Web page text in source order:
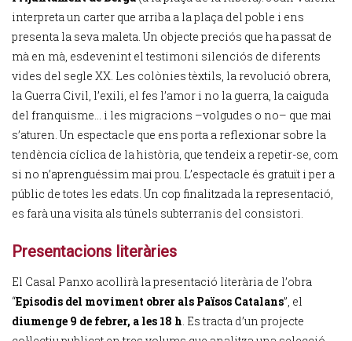
interpreta un carter que arriba a la plaça del poble i ens
presenta la seva maleta. Un objecte preciós que ha passat de
mà en mà, esdevenint el testimoni silenciós de diferents
vides del segle XX. Les colònies tèxtils, la revolució obrera,
la Guerra Civil, l’exili, el fes l’amor i no la guerra, la caiguda
del franquisme... i les migracions –volgudes o no– que mai
s’aturen. Un espectacle que ens porta a reflexionar sobre la
tendència cíclica de la història, que tendeix a repetir-se, com
si no n’aprenguéssim mai prou. L’espectacle és gratuït i per a
públic de totes les edats. Un cop finalitzada la representació,
es farà una visita als túnels subterranis del consistori.
Presentacions literàries
El Casal Panxo acollirà la presentació literària de l’obra
“Episodis del moviment obrer als Països Catalans”, el
diumenge 9 de febrer, a les 18 h. Es tracta d’un projecte